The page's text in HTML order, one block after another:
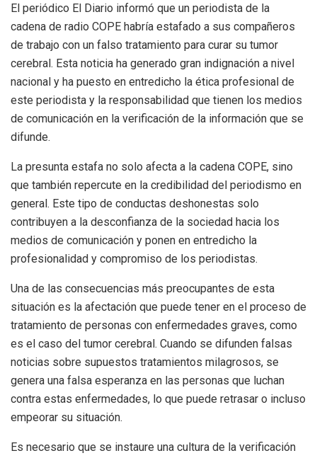
El periódico El Diario informó que un periodista de la
cadena de radio COPE habría estafado a sus compañeros
de trabajo con un falso tratamiento para curar su tumor
cerebral. Esta noticia ha generado gran indignación a nivel
nacional y ha puesto en entredicho la ética profesional de
este periodista y la responsabilidad que tienen los medios
de comunicación en la verificación de la información que se
difunde.
La presunta estafa no solo afecta a la cadena COPE, sino
que también repercute en la credibilidad del periodismo en
general. Este tipo de conductas deshonestas solo
contribuyen a la desconfianza de la sociedad hacia los
medios de comunicación y ponen en entredicho la
profesionalidad y compromiso de los periodistas.
Una de las consecuencias más preocupantes de esta
situación es la afectación que puede tener en el proceso de
tratamiento de personas con enfermedades graves, como
es el caso del tumor cerebral. Cuando se difunden falsas
noticias sobre supuestos tratamientos milagrosos, se
genera una falsa esperanza en las personas que luchan
contra estas enfermedades, lo que puede retrasar o incluso
empeorar su situación.
Es necesario que se instaure una cultura de la verificación